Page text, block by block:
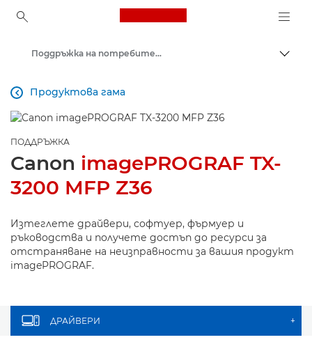
Canon Logo, back to
Поддръжка на потребителски продукти
Продуктова гама

ПОДДРЪЖКА
Canon imagePROGRAF TX-
3200 MFP Z36
Изтеглете драйвери, софтуер, фърмуер и
ръководства и получете достъп до ресурси за
отстраняване на неизправности за вашия продукт
imagePROGRAF.
ДРАЙВЕРИ +